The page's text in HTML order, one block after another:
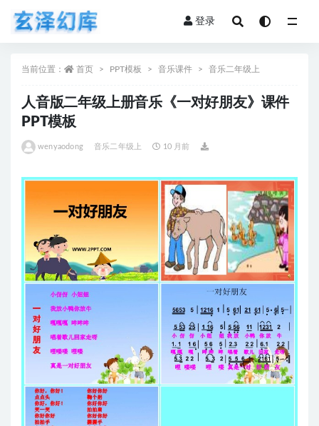
登录
当前位置： 首页 PPT模板 音乐课件 音乐二年级上
人音版二年级上册音乐《一对好朋友》课件
PPT模板
wenyaodong 音乐二年级上 10 月前